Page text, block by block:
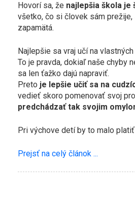
Hovorí sa, že najlepšia škola je
všetko, čo si človek sám prežije,
zapamätá.
Najlepšie sa vraj učí na vlastných
To je pravda, dokiaľ naše chyby
sa len ťažko dajú napraviť.
Preto je lepšie učiť sa na
vedieť skoro pomenovať svoj
predchádzať tak svojim
Pri výchove detí by to malo
Prejsť na celý článok ...